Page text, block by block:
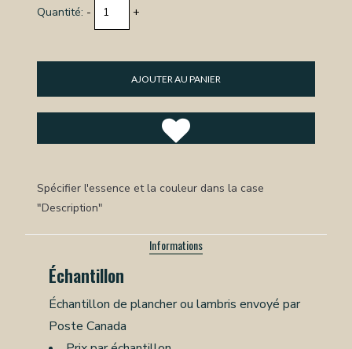
Quantité: - +
AJOUTER AU PANIER
Spécifier l'essence et la couleur dans la case
"Description"
Informations
Échantillon
Échantillon de plancher ou lambris envoyé par
Poste Canada